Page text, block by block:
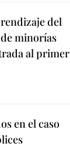
del
minorías
al primer
en el caso